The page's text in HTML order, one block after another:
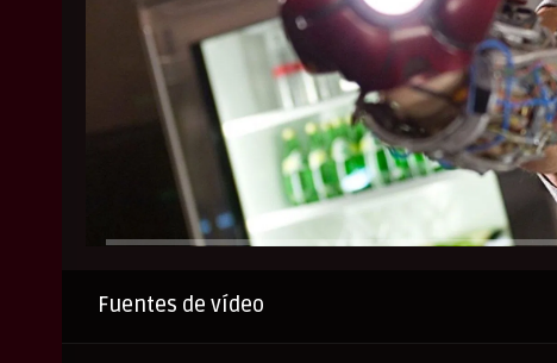
Fuentes de vídeo